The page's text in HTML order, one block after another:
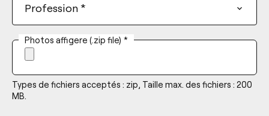
Profession *
Photos affigere (.zip file) *
Types de fichiers acceptés : zip, Taille max. des fichiers : 200
MB.